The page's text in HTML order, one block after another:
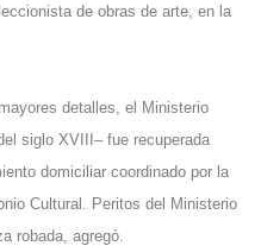
de obras de arte, en la
detalles, el Ministerio
siglo XVIII– fue recuperada
domiciliar coordinado por la
Cultural. Peritos del Ministerio
robada, agregó.